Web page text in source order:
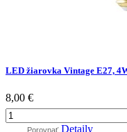
LED žiarovka Vintage E27,
8,00 €
Porovnať Detaily